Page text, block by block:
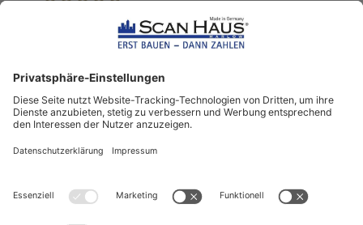
ScanHaus Marlow
informiert!
Aktuelle News rund um ScanHaus &
das Thema Hausbau
Sofort informiert über neue Artikel